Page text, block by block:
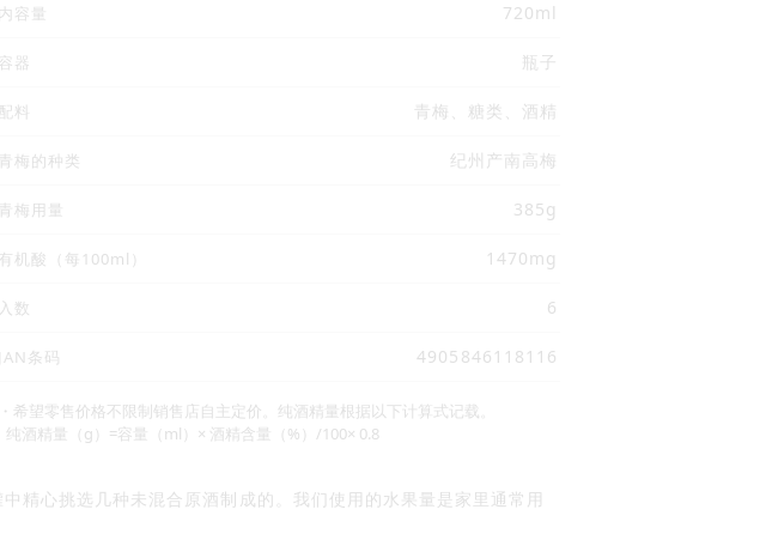
内容量 720ml
容器 瓶子
配料 青梅、糖类、酒精
青梅的种类 纪州产南高梅
青梅用量 385g
有机酸（每100ml） 1470mg
入数 6
JAN条码 4905846118116
・希望零售价格不限制销售店自主定价。纯酒精量根据以下计算式记载。
纯酒精量（g）=容量（ml）× 酒精含量（%）/100× 0.8
精心挑选几种未混合原酒制成的。我们使用的水果量是家里通常用